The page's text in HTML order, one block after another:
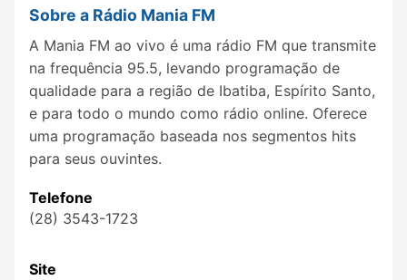
Sobre a Rádio Mania FM
A Mania FM ao vivo é uma rádio FM que transmite
na frequência 95.5, levando programação de
qualidade para a região de Ibatiba, Espírito Santo,
e para todo o mundo como rádio online. Oferece
uma programação baseada nos segmentos hits
para seus ouvintes.
Telefone
(28) 3543-1723
Site